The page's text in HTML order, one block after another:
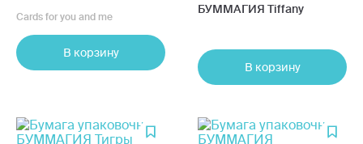
Cards for you and me
В корзину
БУММАГИЯ Tiffany
В корзину